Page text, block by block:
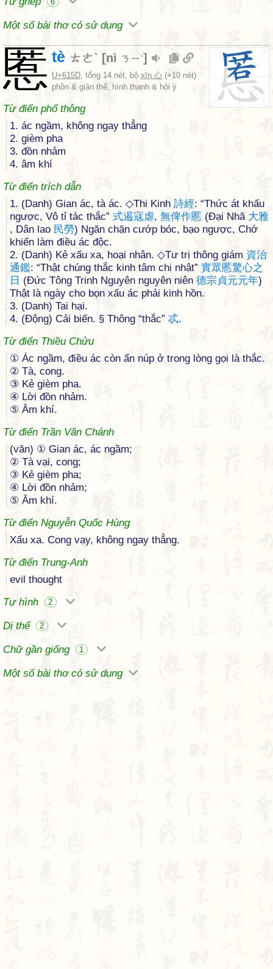
Một số bài thơ có sử dụng
慝 tè ㄊㄜˋ [nì ㄋㄧˋ]
U+615D, tổng 14 nét, bộ xīn 心 (+10 nét)
phồn & giản thể, hình thanh & hội ý
Từ điển phổ thông
1. ác ngầm, không ngay thẳng
2. gièm pha
3. đồn nhảm
4. âm khí
Từ điển trích dẫn
1. (Danh) Gian ác, tà ác. ◇Thi Kinh 詩經: “Thức át khấu
ngược, Vô tỉ tác thắc” 式遏寇虐, 無俾作慝 (Đại Nhã 大雅
, Dân lao 民勞) Ngăn chặn cướp bóc, bạo ngược, Chớ
khiến làm điều ác độc.
2. (Danh) Kẻ xấu xa, hoại nhân. ◇Tư trị thông giám 資治
通鑑: “Thật chúng thắc kinh tâm chi nhật” 實眾慝驚心之
日 (Đức Tông Trinh Nguyên nguyên niên 德宗貞元元年)
Thật là ngày cho bọn xấu ác phải kinh hồn.
3. (Danh) Tai hại.
4. (Động) Cải biến. § Thông “thắc” 忒.
Từ điển Thiều Chửu
① Ác ngầm, điều ác còn ẩn núp ở trong lòng gọi là thắc.
② Tà, cong.
③ Kẻ gièm pha.
④ Lời đồn nhảm.
⑤ Âm khí.
Từ điển Trần Văn Chánh
(văn) ① Gian ác, ác ngầm;
② Tà vại, cong;
③ Kẻ gièm pha;
④ Lời đồn nhảm;
⑤ Âm khí.
Từ điển Nguyễn Quốc Hùng
Xấu xa. Cong vạy, không ngay thẳng.
Từ điển Trung-Anh
evil thought
Tự hình
2
Dị thể 2
Chữ gần giống 1
Một số bài thơ có sử dụng